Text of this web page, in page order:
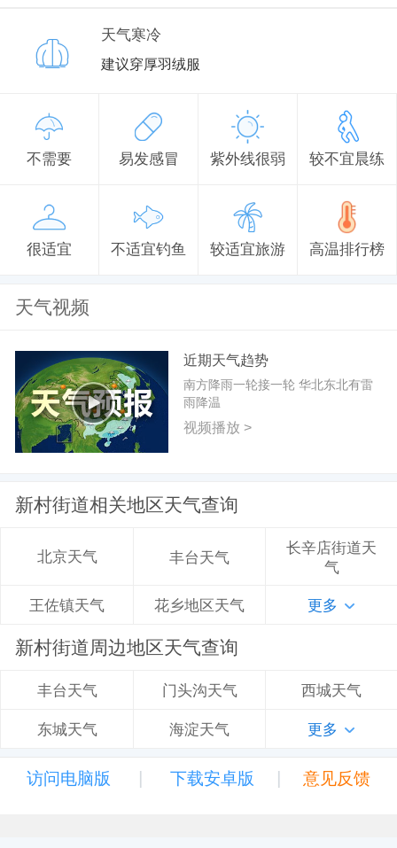
天气寒冷
建议穿厚羽绒服
不需要 易发感冒 紫外线很弱 较不宜晨练
很适宜 不适宜钓鱼 较适宜旅游 高温排行榜
天气视频
近期天气趋势
南方降雨一轮接一轮 华北东北有雷
雨降温
视频播放 >
新村街道相关地区天气查询
北京天气 丰台天气
长辛店街道天
气
王佐镇天气 花乡地区天气 更多
新村街道周边地区天气查询
丰台天气 门头沟天气 西城天气
东城天气 海淀天气 更多
访问电脑版 | 下载安卓版 | 意见反馈